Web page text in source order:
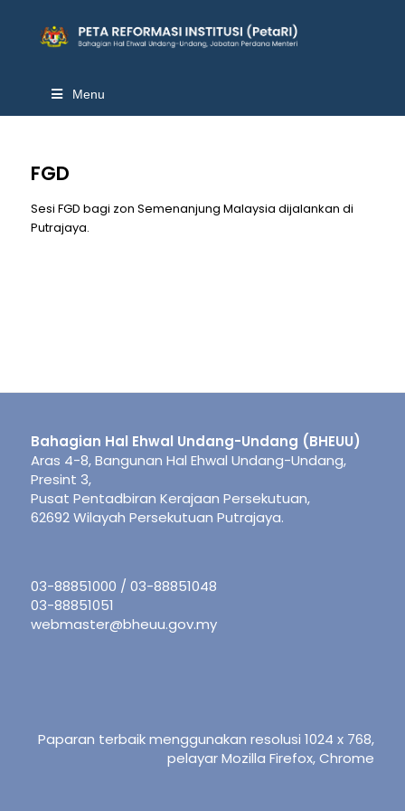
Menu
FGD
Sesi FGD bagi zon Semenanjung Malaysia dijalankan di
Putrajaya.
Bahagian Hal Ehwal Undang-Undang (BHEUU)
Aras 4-8, Bangunan Hal Ehwal Undang-Undang,
Presint 3,
Pusat Pentadbiran Kerajaan Persekutuan,
62692 Wilayah Persekutuan Putrajaya.
03-88851000 / 03-88851048
03-88851051
webmaster@bheuu.gov.my
Paparan terbaik menggunakan resolusi 1024 x 768,
pelayar Mozilla Firefox, Chrome